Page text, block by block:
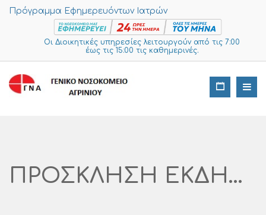
Πρόγραμμα Εφημερευόντων Ιατρών
Οι Διοικητικές υπηρεσίες λειτουργούν από τις 7:00
έως τις 15:00 τις καθημερινές.
ΠΡΟΣΚΛΗΣΗ ΕΚΔΗΛΩΣΗΣ ΕΝΔΙΑΦΕΡΟΝΤΟΣ ΓΙΑ ΤΗΝ ΕΠΕΙΓΟΥΣΑ ΚΑΛΥΨΗ ΑΝΑΓΚΩΝ ΤΗΣ ΝΟΣΗΛΕΥΤΙΚΗΣ ΜOΝΑΔΑΣ ΑΓΡΙΝΙΟΥ ΚΑΙ ΜΕΣΟΛΟΓΓΙΟΥ ΣΕ Μ.Α.Π.